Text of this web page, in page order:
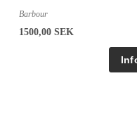
Barbour
1500,00 SEK